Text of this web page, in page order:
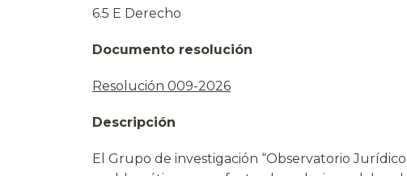
6.5 E Derecho
Documento resolución
Resolución 009-2026
Descripción
El Grupo de investigación “Observatorio